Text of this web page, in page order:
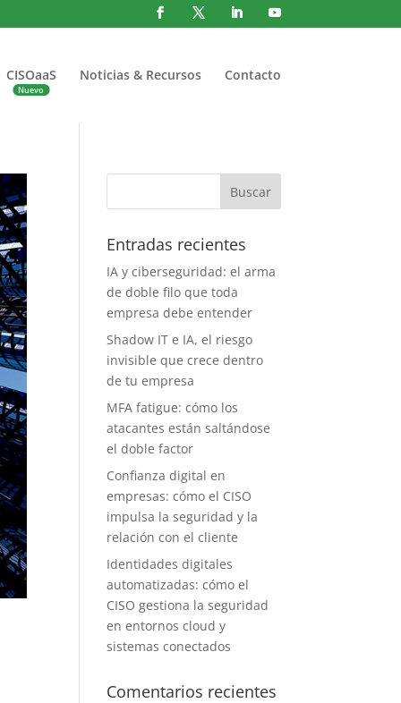
CISOaaS Noticias & Recursos Contacto
Entradas recientes
IA y ciberseguridad: el arma
de doble filo que toda
empresa debe entender
Shadow IT e IA, el riesgo
invisible que crece dentro
de tu empresa
MFA fatigue: cómo los
atacantes están saltándose
el doble factor
Confianza digital en
empresas: cómo el CISO
impulsa la seguridad y la
relación con el cliente
Identidades digitales
automatizadas: cómo el
CISO gestiona la seguridad
en entornos cloud y
sistemas conectados
Comentarios recientes